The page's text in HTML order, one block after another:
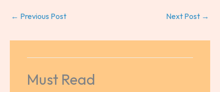
← Previous Post Next Post →
Must Read